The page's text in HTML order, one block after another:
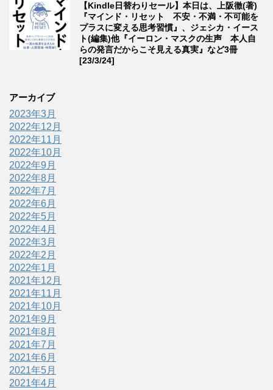
【Kindle日替わりセール】本日は、上阪徹(著)
『マインド・リセット 不安・不満・不可能を
プラスに変える思考習慣』、ジェシカ・イース
ト(編集)他『イーロン・マスクの生声 本人自
らの発言だからこそ見える真実』など3冊
[23/3/24]
アーカイブ
2023年3月
2022年12月
2022年11月
2022年10月
2022年9月
2022年8月
2022年7月
2022年6月
2022年5月
2022年4月
2022年3月
2022年2月
2022年1月
2021年12月
2021年11月
2021年10月
2021年9月
2021年8月
2021年7月
2021年6月
2021年5月
2021年4月